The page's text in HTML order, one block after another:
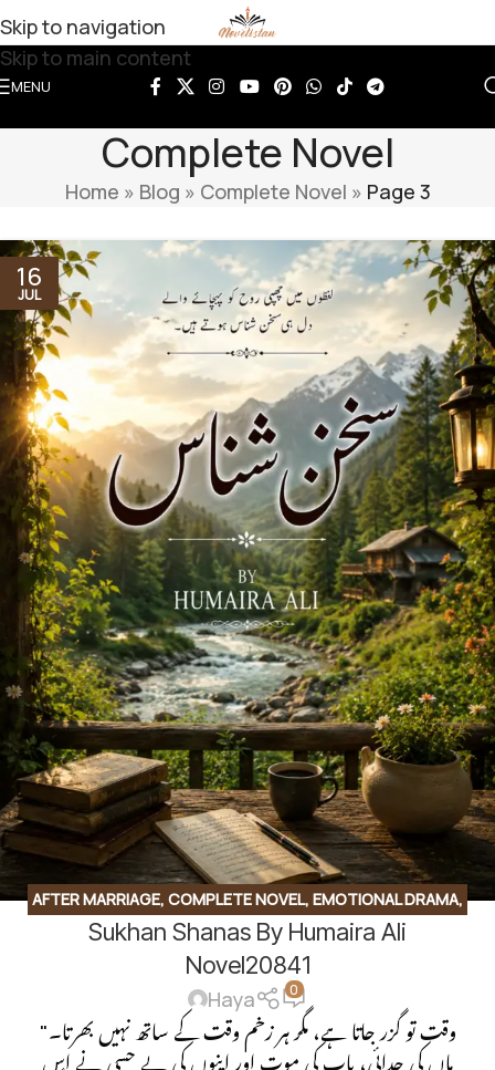
Skip to navigation
Skip to main content
MENU
Complete Novel
Home » Blog » Complete Novel » Page 3
16
JUL
AFTER MARRIAGE, COMPLETE NOVEL, EMOTIONAL DRAMA,
FORCED MARRIAGE BASED,SOCIAL ENGINEERING,SOCIAL
ISSUES BASED,SOCIAL ROMANTIC NOVEL
Sukhan Shanas By Humaira Ali
Novel20841
Haya 0
"وقت تو گزر جاتا ہے، مگر ہر زخم وقت کے ساتھ نہیں بھرتا۔
ماں کی جدائی، باپ کی موت اور اپنوں کی بے حسی نے اس